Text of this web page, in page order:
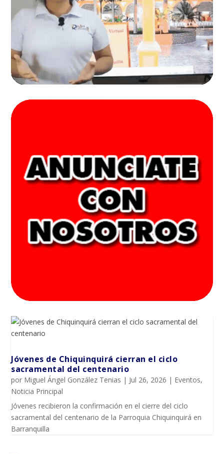
Jóvenes de Chiquinquirá cierran el ciclo
sacramental del centenario
por Miguel Ángel González Tenias | Jul 26, 2026 | Eventos,
Noticia Principal
Jóvenes recibieron la confirmación en el cierre del ciclo
sacramental del centenario de la Parroquia Chiquinquirá en
Barranquilla